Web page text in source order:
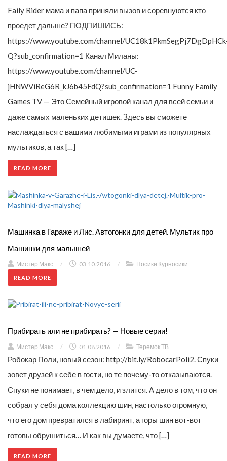
Faily Rider мама и папа приняли вызов и соревнуются кто
проедет дальше? ПОДПИШИСЬ:
https://www.youtube.com/channel/
Q?sub_confirmation=1 Канал Миланы:
https://www.youtube.com/channel/UC-
jHNWViReG6R_kJ6b45FdQ?sub_confirmation=1 Funny Family
Games TV — Это Семейный игровой канал для всей семьи и
даже самых маленьких детишек. Здесь вы сможете
наслаждаться с вашими любимыми играми из популярных
мультиков, а так […]
READ MORE
Машинка в Гараже и Лис. Автогонки для детей. Мультик про
Машинки для малышей
Мистер Макс / 03.10.2016 / Носики Курносики
READ MORE
Прибирать или не прибирать? — Новые серии!
Мистер Макс / 01.08.2016 / Теремок ТВ
Робокар Поли, новый сезон: http://bit.ly/RobocarPoli2. Спуки
зовет друзей к себе в гости, но те почему-то отказываются.
Спуки не понимает, в чем дело, и злится. А дело в том, что он
собрал у себя дома коллекцию шин, настолько огромную,
что его дом превратился в лабиринт, а горы шин вот-вот
готовы обрушиться… И как вы думаете, что […]
READ MORE